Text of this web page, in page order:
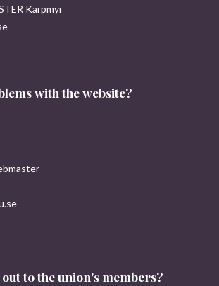
Karpmyr
with the website?
to the union's members?